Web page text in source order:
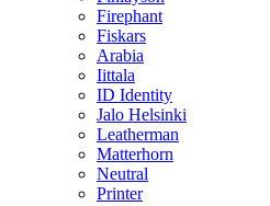
Firephant
Fiskars
Arabia
Iittala
ID Identity
Jalo Helsinki
Leatherman
Matterhorn
Neutral
Printer